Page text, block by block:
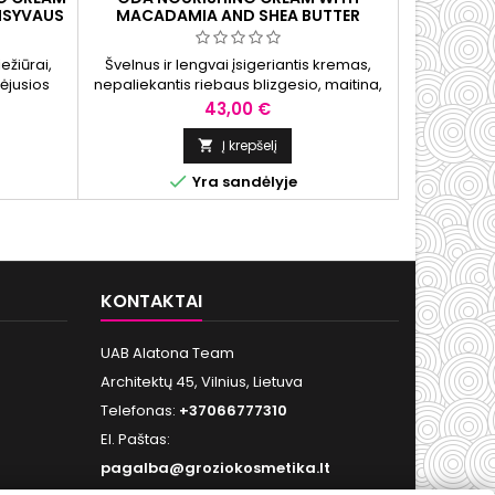
ML
yra
Ji
porų
MACADAMIA AND SHEA BUTTER
MAITINAMASIS KREMAS SU
MAKADAMIJŲ IR SVIESTMEDŽIŲ
ALIEJAIS, 50 ML
Švelnus ir lengvai įsigeriantis kremas,
nepaliekantis riebaus blizgesio, maitina,
minkština ir ramina veido odą.
Kaina
43,00 €
 Į krepšelį
 Yra sandėlyje
KREMAS
Ši
vėjo,
taip pat
ar
odos
KONTAKTAI
UAB Alatona Team
Architektų 45, Vilnius, Lietuva
Telefonas: +37066777310
El. Paštas:
pagalba@groziokosmetika.lt